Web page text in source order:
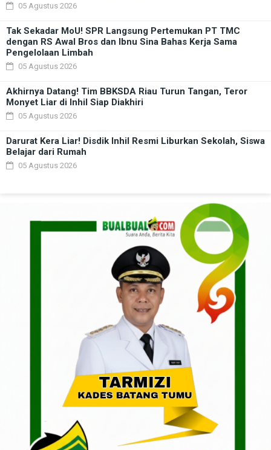
05 Agustus 2026
Tak Sekadar MoU! SPR Langsung Pertemukan PT TMC
dengan RS Awal Bros dan Ibnu Sina Bahas Kerja Sama
Pengelolaan Limbah
05 Agustus 2026
Akhirnya Datang! Tim BBKSDA Riau Turun Tangan, Teror
Monyet Liar di Inhil Siap Diakhiri
05 Agustus 2026
Darurat Kera Liar! Disdik Inhil Resmi Liburkan Sekolah, Siswa
Belajar dari Rumah
05 Agustus 2026